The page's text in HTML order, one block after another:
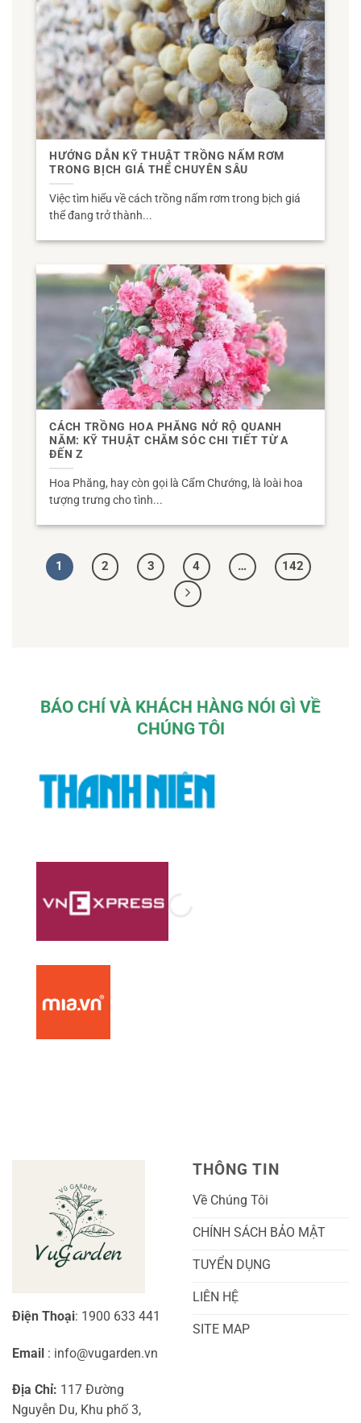
HƯỚNG DẪN KỸ THUẬT TRỒNG NẤM RƠM
TRONG BỊCH GIÁ THỂ CHUYÊN SÂU
Việc tìm hiểu về cách trồng nấm rơm trong bịch giá
thể đang trở thành...
CÁCH TRỒNG HOA PHĂNG NỞ RỘ QUANH
NĂM: KỸ THUẬT CHĂM SÓC CHI TIẾT TỪ A
ĐẾN Z
Hoa Phăng, hay còn gọi là Cẩm Chướng, là loài hoa
tượng trưng cho tình...
1 2 3 4 … 142
BÁO CHÍ VÀ KHÁCH HÀNG NÓI GÌ VỀ
CHÚNG TÔI
Điện Thoại: 1900 633 441
Email : info@vugarden.vn
Địa Chỉ: 117 Đường
Nguyễn Du, Khu phố 3,
THÔNG TIN
Về Chúng Tôi
CHÍNH SÁCH BẢO MẬT
TUYỂN DỤNG
LIÊN HỆ
SITE MAP